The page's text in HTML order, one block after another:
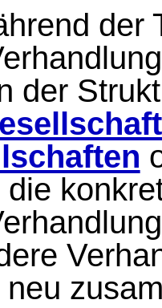
der
der